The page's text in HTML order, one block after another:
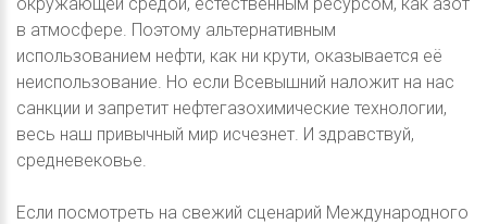
в атмосфере. Поэтому альтернативным
использованием нефти, как ни крути, оказывается её
неиспользование. Но если Всевышний наложит на нас
санкции и запретит нефтегазохимические технологии,
весь наш привычный мир исчезнет. И здравствуй,
средневековье.
Если посмотреть на свежий сценарий Международного